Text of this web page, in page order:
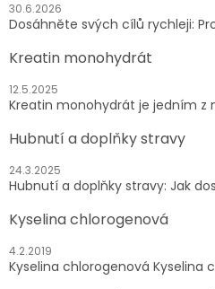
30.6.2026
Dosáhněte svých cílů rychleji:
Kreatin monohydrát
12.5.2025
Kreatin monohydrát je jedním z
Hubnutí a doplňky stravy
24.3.2025
Hubnutí a doplňky stravy: Jak
Kyselina chlorogenová
4.2.2019
Kyselina chlorogenová Kyselina